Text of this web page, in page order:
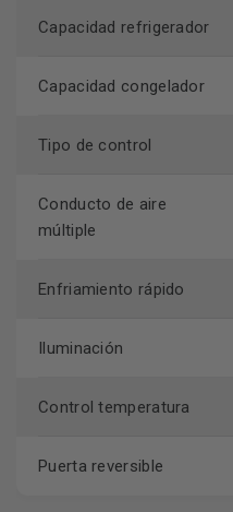
Capacidad refrigerador
Capacidad congelador
Tipo de control
Conducto de aire
múltiple
Enfriamiento rápido
Iluminación
Control temperatura
Puerta reversible